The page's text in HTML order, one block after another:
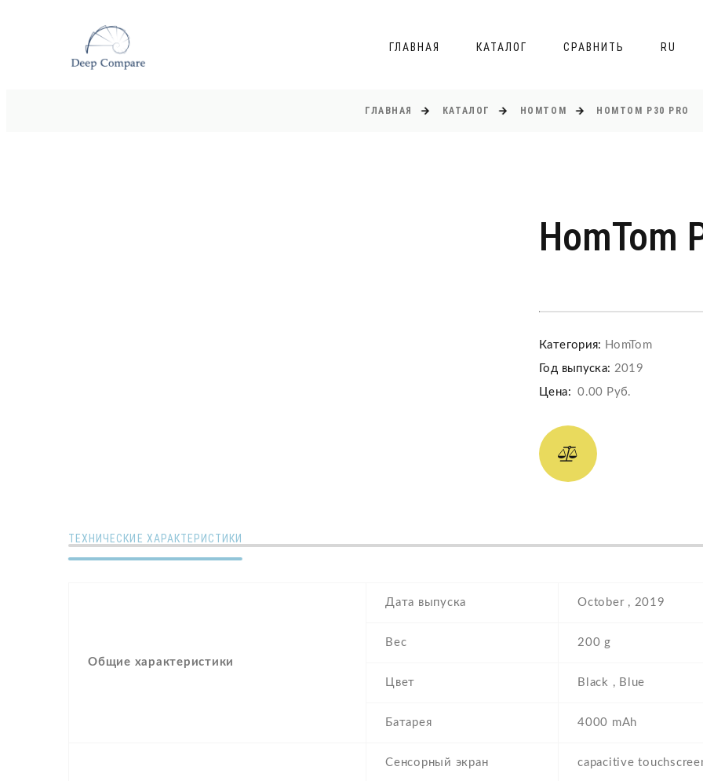
ГЛАВНАЯ КАТАЛОГ СРАВНИТЬ RU
ГЛАВНАЯ КАТАЛОГ HOMTOM HOMTOM P30 PRO
HomTom
Категория: HomTom
Год выпуска: 2019
Цена: 0.00 Руб.
ТЕХНИЧЕСКИЕ ХАРАКТЕРИСТИКИ
Общие характеристики
Дата выпуска October , 2019
Вес 200 g
Цвет Black , Blue
Батарея 4000 mAh
Сенсорный экран capacitive